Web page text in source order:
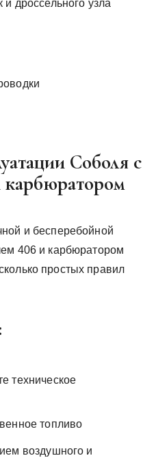
дроссельного узла
Соболя с
карбюратором
и бесперебойной
406 и карбюратором
простых правил
техническое
топливо
воздушного и